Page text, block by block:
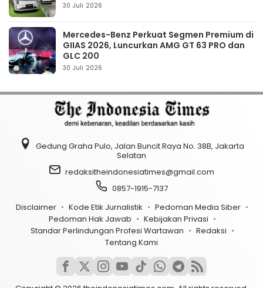
30 Juli 2026
Mercedes-Benz Perkuat Segmen Premium di
GIIAS 2026, Luncurkan AMG GT 63 PRO dan
GLC 200
30 Juli 2026
Gedung Graha Pulo, Jalan Buncit Raya No. 38B, Jakarta
Selatan
redaksitheindonesiatimes@gmail.com
0857-1915-7137
Disclaimer
Kode Etik Jurnalistik
Pedoman Media Siber
Pedoman Hak Jawab
Kebijakan Privasi
Standar Perlindungan Profesi Wartawan
Redaksi
Tentang Kami